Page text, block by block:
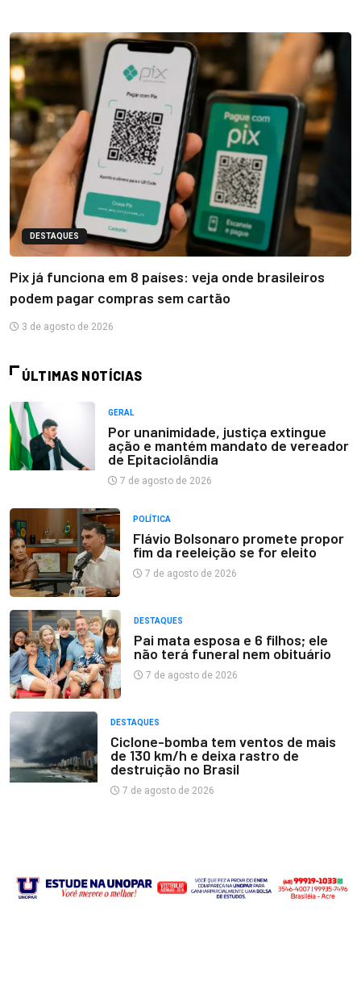
DESTAQUES
Pix já funciona em 8 países: veja onde brasileiros
podem pagar compras sem cartão
3 de agosto de 2026
ÚLTIMAS NOTÍCIAS
GERAL
Por unanimidade, justiça extingue
ação e mantém mandato de vereador
de Epitaciolândia
7 de agosto de 2026
POLÍTICA
Flávio Bolsonaro promete propor
fim da reeleição se for eleito
7 de agosto de 2026
DESTAQUES
Pai mata esposa e 6 filhos; ele
não terá funeral nem obituário
7 de agosto de 2026
DESTAQUES
Ciclone-bomba tem ventos de mais
de 130 km/h e deixa rastro de
destruição no Brasil
7 de agosto de 2026